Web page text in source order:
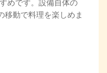
めです。設備自体の
移動で料理を楽しめま